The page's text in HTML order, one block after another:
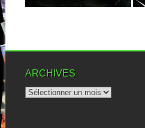
aujourd’hui, pour faire...
ARCHIVES